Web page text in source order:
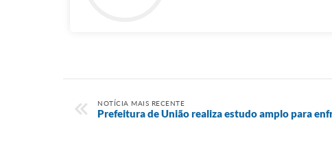
NOTÍCIA MAIS RECENTE
Prefeitura de União realiza estudo amplo para